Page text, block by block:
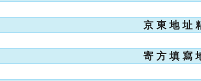
京 東 地 址
寄 方 填 寫